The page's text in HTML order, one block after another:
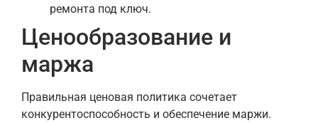
ремонта под ключ.
Ценообразование и
маржа
Правильная ценовая политика сочетает
конкурентоспособность и обеспечение маржи.